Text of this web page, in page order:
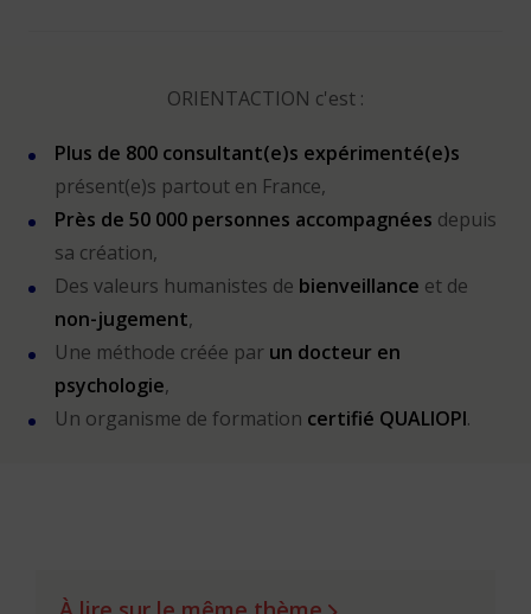
ORIENTACTION c'est :
Plus de 800 consultant(e)s expérimenté(e)s
présent(e)s partout en France,
Près de 50 000 personnes accompagnées depuis
sa création,
Des valeurs humanistes de bienveillance et de
non-jugement,
Une méthode créée par un docteur en
psychologie,
Un organisme de formation certifié QUALIOPI.